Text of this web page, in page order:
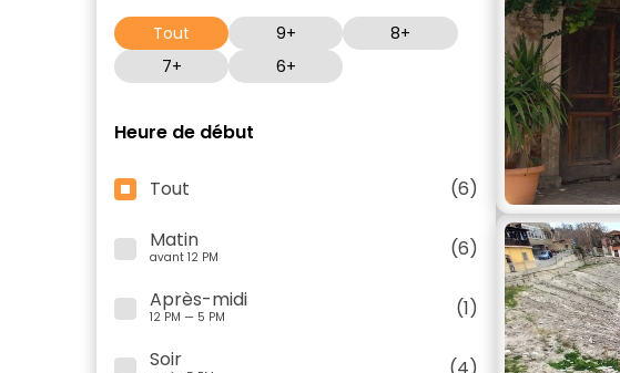
Tout 9+
8+
7+
6+
Heure de début
Tout
(6)
Matin
avant 12 PM
(6)
Après-midi
12 PM — 5 PM
(1)
Soir